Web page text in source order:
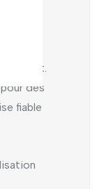
des
fiable